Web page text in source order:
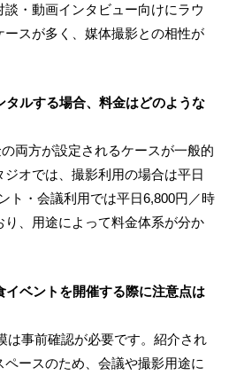
・動画インタビュー向けにラウ
ースが多く、媒体撮影との相性が
ルする場合、料金はどのような
両方が設定されるケースが一般的
オでは、撮影利用の場合は平日
ト・会議利用では平日6,800円／時
、用途によって料金体系が分か
ベントを開催する際に注意点は
は事前確認が必要です。紹介され
ースのため、会議や撮影用途に